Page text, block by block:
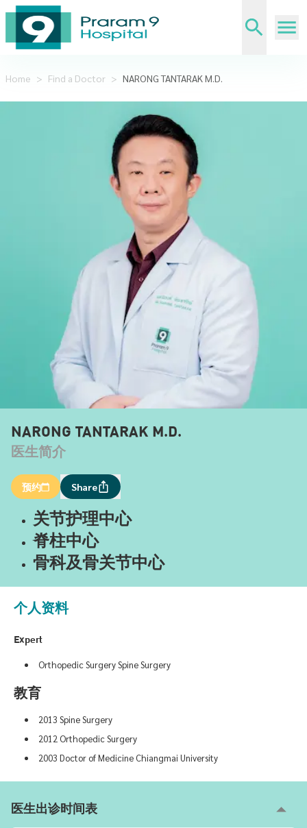
Home > Find a Doctor > NARONG TANTARAK M.D.
NARONG TANTARAK M.D.
医生简介
预约 Share
关节护理中心
脊柱中心
骨科及骨关节中心
个人资料
Expert
Orthopedic Surgery Spine Surgery
教育
2013 Spine Surgery
2012 Orthopedic Surgery
2003 Doctor of Medicine Chiangmai University
医生出诊时间表